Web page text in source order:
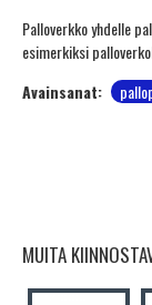
Palloverkko yhdelle
esimerkiksi
Avainsanat:
MUITA